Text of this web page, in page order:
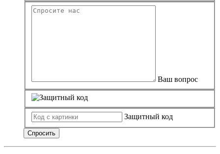
Ваш вопрос
Защитный код
Спросить